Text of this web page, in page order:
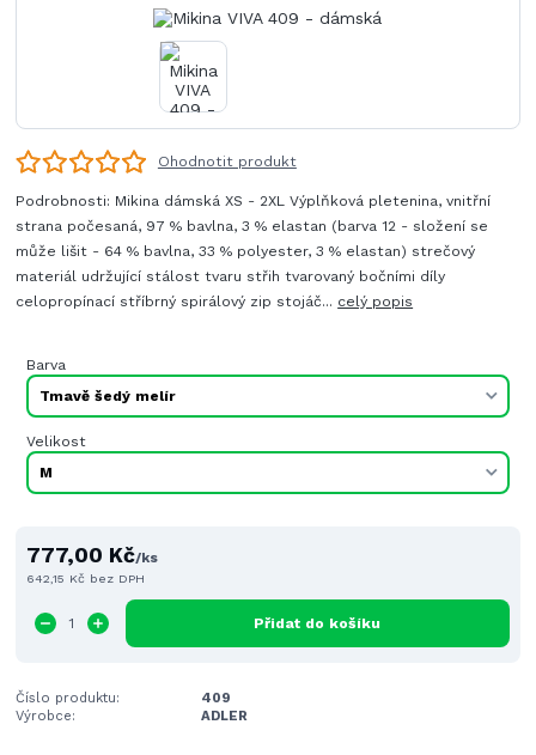
Ohodnotit produkt
Podrobnosti: Mikina dámská XS - 2XL Výplňková pletenina, vnitřní
strana počesaná, 97 % bavlna, 3 % elastan (barva 12 - složení se
může lišit - 64 % bavlna, 33 % polyester, 3 % elastan) strečový
materiál udržující stálost tvaru střih tvarovaný bočními díly
celopropínací stříbrný spirálový zip stojáč... celý popis
Barva
Velikost
777,00 Kč/ks
642,15 Kč bez DPH
Přidat do košíku
Číslo produktu:
409
Výrobce:
ADLER